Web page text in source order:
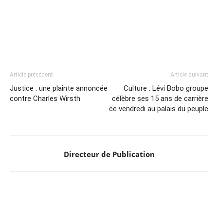
Article précédent
Justice : une plainte annoncée
contre Charles Wirsth
Article suivant
Culture : Lévi Bobo groupe
célèbre ses 15 ans de carrière
ce vendredi au palais du peuple
Directeur de Publication